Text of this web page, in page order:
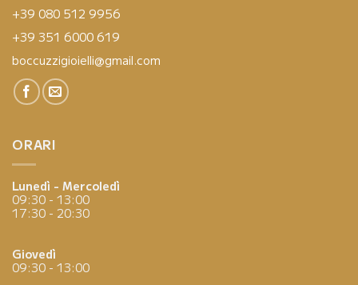
+39 080 512 9956
+39 351 6000 619
boccuzzigioielli@gmail.com
ORARI
Lunedì - Mercoledì
09:30 - 13:00
17:30 - 20:30
Giovedì
09:30 - 13:00